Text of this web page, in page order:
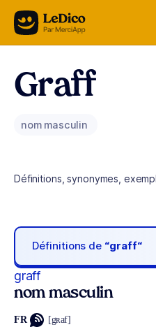
Aller au contenu
Graff
nom masculin
Définitions, synonymes,
Définitions de “graff“
graff
nom masculin
FR [gʀaf]